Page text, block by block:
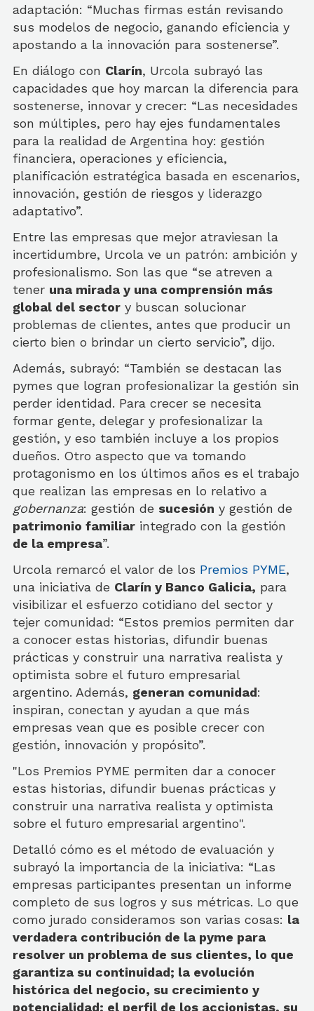
adaptación: “Muchas firmas están revisando
sus modelos de negocio, ganando eficiencia y
apostando a la innovación para sostenerse”.
En diálogo con Clarín, Urcola subrayó las
capacidades que hoy marcan la diferencia para
sostenerse, innovar y crecer: “Las necesidades
son múltiples, pero hay ejes fundamentales
para la realidad de Argentina hoy: gestión
financiera, operaciones y eficiencia,
planificación estratégica basada en escenarios,
innovación, gestión de riesgos y liderazgo
adaptativo”.
Entre las empresas que mejor atraviesan la
incertidumbre, Urcola ve un patrón: ambición y
profesionalismo. Son las que “se atreven a
tener una mirada y una comprensión más
global del sector y buscan solucionar
problemas de clientes, antes que producir un
cierto bien o brindar un cierto servicio”, dijo.
Además, subrayó: “También se destacan las
pymes que logran profesionalizar la gestión sin
perder identidad. Para crecer se necesita
formar gente, delegar y profesionalizar la
gestión, y eso también incluye a los propios
dueños. Otro aspecto que va tomando
protagonismo en los últimos años es el trabajo
que realizan las empresas en lo relativo a
gobernanza: gestión de sucesión y gestión de
patrimonio familiar integrado con la gestión
de la empresa”.
Urcola remarcó el valor de los Premios PYME,
una iniciativa de Clarín y Banco Galicia, para
visibilizar el esfuerzo cotidiano del sector y
tejer comunidad: “Estos premios permiten dar
a conocer estas historias, difundir buenas
prácticas y construir una narrativa realista y
optimista sobre el futuro empresarial
argentino. Además, generan comunidad:
inspiran, conectan y ayudan a que más
empresas vean que es posible crecer con
gestión, innovación y propósito”.
"Los Premios PYME permiten dar a conocer
estas historias, difundir buenas prácticas y
construir una narrativa realista y optimista
sobre el futuro empresarial argentino".
Detalló cómo es el método de evaluación y
subrayó la importancia de la iniciativa: “Las
empresas participantes presentan un informe
completo de sus logros y sus métricas. Lo que
como jurado consideramos son varias cosas: la
verdadera contribución de la pyme para
resolver un problema de sus clientes, lo que
garantiza su continuidad; la evolución
histórica del negocio, su crecimiento y
potencialidad; el perfil de los accionistas, su